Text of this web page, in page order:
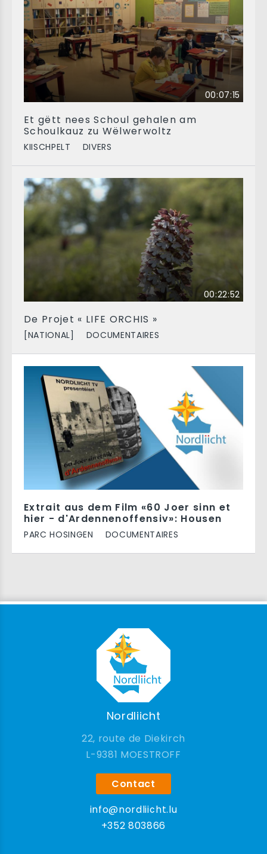
00:07:15
Et gëtt nees Schoul gehalen am
Schoulkauz zu Wëlwerwoltz
KIISCHPELT DIVERS
00:22:52
De Projet « LIFE ORCHIS »
[NATIONAL] DOCUMENTAIRES
Extrait aus dem Film «60 Joer sinn et
hier - d'Ardennenoffensiv»: Housen
PARC HOSINGEN DOCUMENTAIRES
Nordliicht
22, route de Diekirch
9381 MOESTROFF
Contact
info@nordliicht.lu
+352 803866